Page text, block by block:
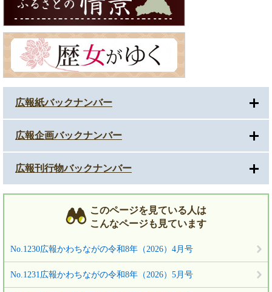
広報紙バックナンバー
広報企画バックナンバー
広報刊行物バックナンバー
このページを見ている人は
こんなページも見ています
No.1230広報かわちながの令和8年（2026）4月号
No.1231広報かわちながの令和8年（2026）5月号